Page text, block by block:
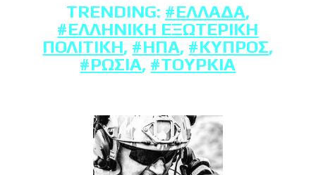
TRENDING: #ΕΛΛΆΔΑ,
#ΕΛΛΗΝΙΚΉ ΕΞΩΤΕΡΙΚΉ
ΠΟΛΙΤΙΚΉ, #ΗΠΑ, #ΚΎΠΡΟΣ,
#ΡΩΣΊΑ, #ΤΟΥΡΚΊΑ